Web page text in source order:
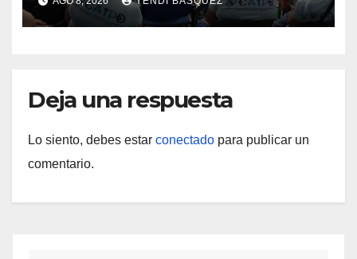
discapacidad
Deja una respuesta
Lo siento, debes estar conectado para publicar un
comentario.